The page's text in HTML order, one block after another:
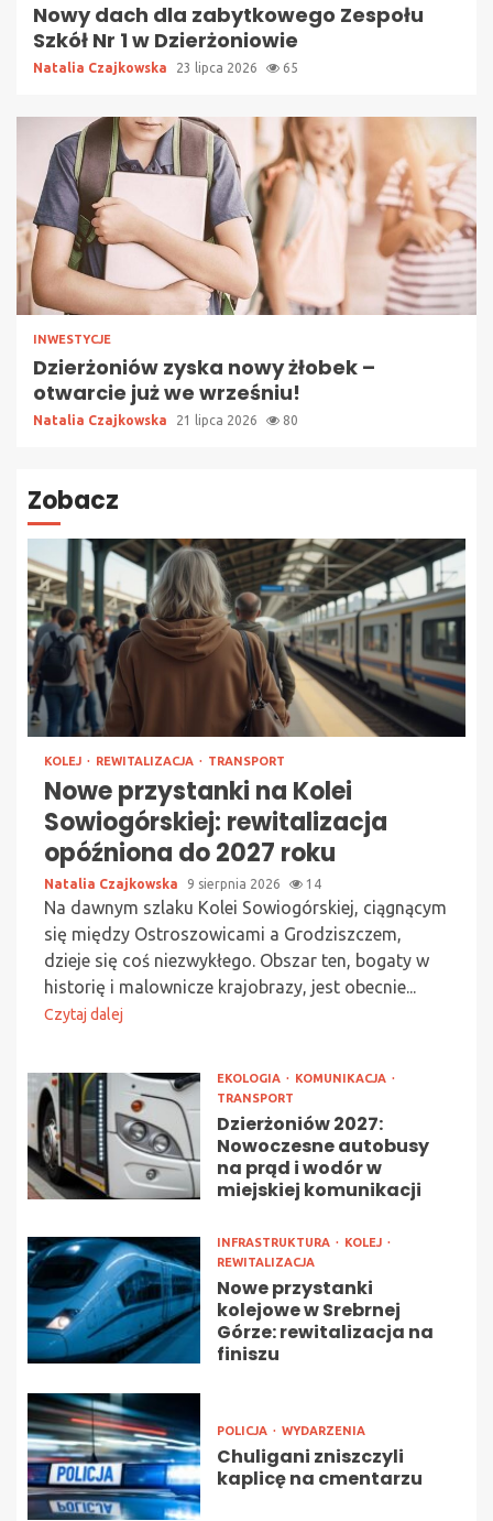
Nowy dach dla zabytkowego Zespołu
Szkół Nr 1 w Dzierżoniowie
Natalia Czajkowska 23 lipca 2026 65
INWESTYCJE
Dzierżoniów zyska nowy żłobek –
otwarcie już we wrześniu!
Natalia Czajkowska 21 lipca 2026 80
Zobacz
KOLEJ REWITALIZACJA TRANSPORT
Nowe przystanki na Kolei
Sowiogórskiej: rewitalizacja
opóźniona do 2027 roku
Natalia Czajkowska 9 sierpnia 2026 14
Na dawnym szlaku Kolei Sowiogórskiej, ciągnącym
się między Ostroszowicami a Grodziszczem,
dzieje się coś niezwykłego. Obszar ten, bogaty w
historię i malownicze krajobrazy, jest obecnie...
Czytaj dalej
EKOLOGIA
KOMUNIKACJA
TRANSPORT
Dzierżoniów 2027:
Nowoczesne autobusy
na prąd i wodór w
miejskiej komunikacji
INFRASTRUKTURA
KOLEJ
REWITALIZACJA
Nowe przystanki
kolejowe w Srebrnej
Górze: rewitalizacja na
finiszu
POLICJA WYDARZENIA
Chuligani zniszczyli
kaplicę na cmentarzu